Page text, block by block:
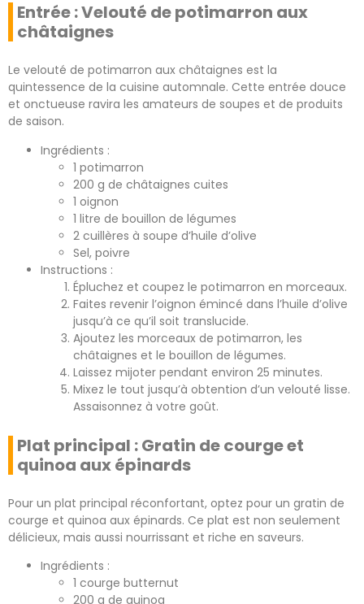
Entrée : Velouté de potimarron aux
châtaignes
Le velouté de potimarron aux châtaignes est la
quintessence de la cuisine automnale. Cette entrée douce
et onctueuse ravira les amateurs de soupes et de produits
de saison.
Ingrédients :
1 potimarron
200 g de châtaignes cuites
1 oignon
1 litre de bouillon de légumes
2 cuillères à soupe d’huile d’olive
Sel, poivre
Instructions :
Épluchez et coupez le potimarron en morceaux.
Faites revenir l’oignon émincé dans l’huile d’olive
jusqu’à ce qu’il soit translucide.
Ajoutez les morceaux de potimarron, les
châtaignes et le bouillon de légumes.
Laissez mijoter pendant environ 25 minutes.
Mixez le tout jusqu’à obtention d’un velouté lisse.
Assaisonnez à votre goût.
Plat principal : Gratin de courge et
quinoa aux épinards
Pour un plat principal réconfortant, optez pour un gratin de
courge et quinoa aux épinards. Ce plat est non seulement
délicieux, mais aussi nourrissant et riche en saveurs.
Ingrédients :
1 courge butternut
200 g de quinoa